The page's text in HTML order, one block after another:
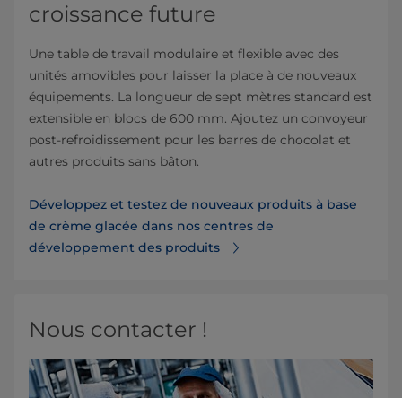
croissance future
Une table de travail modulaire et flexible avec des
unités amovibles pour laisser la place à de nouveaux
équipements. La longueur de sept mètres standard est
extensible en blocs de 600 mm. Ajoutez un convoyeur
post-refroidissement pour les barres de chocolat et
autres produits sans bâton.
Développez et testez de nouveaux produits à base
de crème glacée dans nos centres de
développement des produits
Nous contacter !